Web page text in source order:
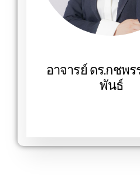
อาจารย์ ดร.กชพ
พันธ์